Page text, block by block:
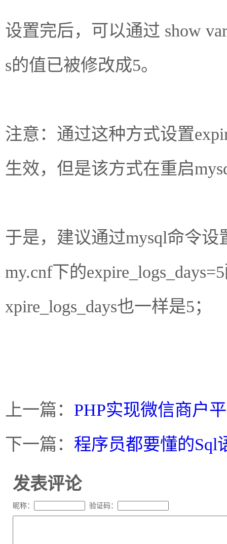
设置完后，可以通过 show
s的值已被修改成5。
注意：通过这种方式设置
生效，但是该方式在重启
于是，建议通过mysql命令设
my.cnf下的
xpire_logs_days也一样是5；
上一篇： PHP实现微信商户
下一篇： 程序员都要懂的Sql
发表评论
昵称： 验证码：